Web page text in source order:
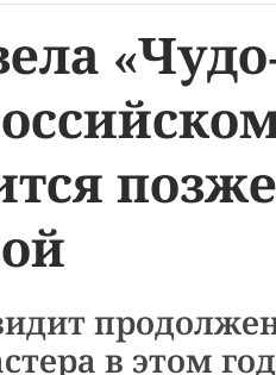
позже
в этом